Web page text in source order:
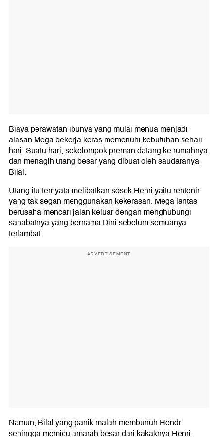
Biaya perawatan ibunya yang mulai menua menjadi
alasan Mega bekerja keras memenuhi kebutuhan sehari-
hari. Suatu hari, sekelompok preman datang ke rumahnya
dan menagih utang besar yang dibuat oleh saudaranya,
Bilal.
Utang itu ternyata melibatkan sosok Henri yaitu rentenir
yang tak segan menggunakan kekerasan. Mega lantas
berusaha mencari jalan keluar dengan menghubungi
sahabatnya yang bernama Dini sebelum semuanya
terlambat.
ADVERTISEMENT
Namun, Bilal yang panik malah membunuh Hendri
sehingga memicu amarah besar dari kakaknya Henri,